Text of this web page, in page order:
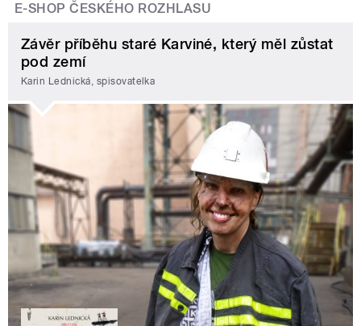
E-SHOP ČESKÉHO ROZHLASU
Závěr příběhu staré Karviné, který měl zůstat
pod zemí
Karin Lednická, spisovatelka